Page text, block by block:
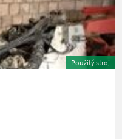
Použitý stroj